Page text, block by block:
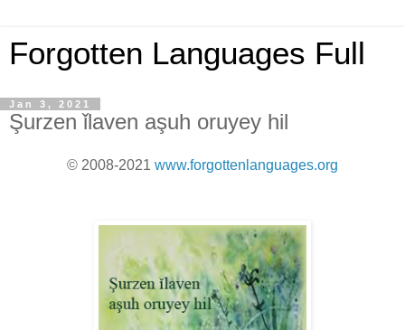
Forgotten Languages Full
Jan 3, 2021
Şurzen ǐlaven aşuh oruyey hil
© 2008-2021 www.forgottenlanguages.org